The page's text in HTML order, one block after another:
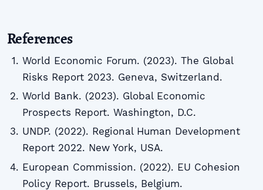
References
World Economic Forum. (2023). The Global
Risks Report 2023. Geneva, Switzerland.
World Bank. (2023). Global Economic
Prospects Report. Washington, D.C.
UNDP. (2022). Regional Human Development
Report 2022. New York, USA.
European Commission. (2022). EU Cohesion
Policy Report. Brussels, Belgium.